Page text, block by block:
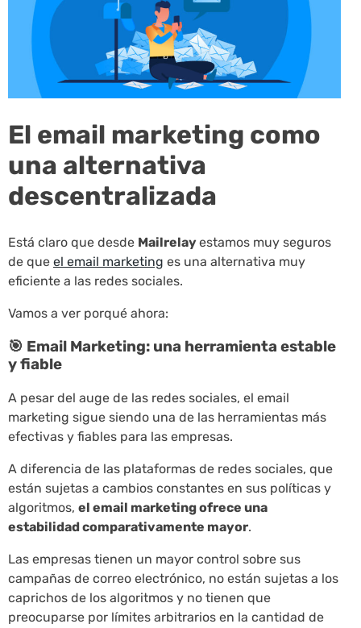
El email marketing como
una alternativa
descentralizada
Está claro que desde Mailrelayestamos muy seguros
de que el email marketing es una alternativa muy
eficiente a las redes sociales.
Vamos a ver porqué ahora:
🎯 Email Marketing: una herramienta estable
y fiable
A pesar del auge de las redes sociales, el email
marketing sigue siendo una de las herramientas más
efectivas y fiables para las empresas.
A diferencia de las plataformas de redes sociales, que
están sujetas a cambios constantes en sus políticas y
algoritmos, el email marketing ofrece una
estabilidad comparativamente mayor.
Las empresas tienen un mayor control sobre sus
campañas de correo electrónico, no están sujetas a los
caprichos de los algoritmos y no tienen que
preocuparse por límites arbitrarios en la cantidad de